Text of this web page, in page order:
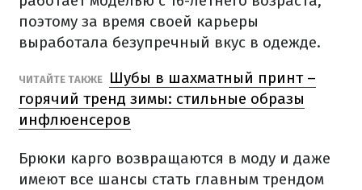
поэтому за время своей карьеры
выработала безупречный вкус в одежде.
ЧИТАЙТЕ ТАКЖЕ
Шубы в шахматный принт –
горячий тренд зимы: стильные образы
инфлюенсеров
Брюки карго возвращаются в моду и даже
имеют все шансы стать главным трендом